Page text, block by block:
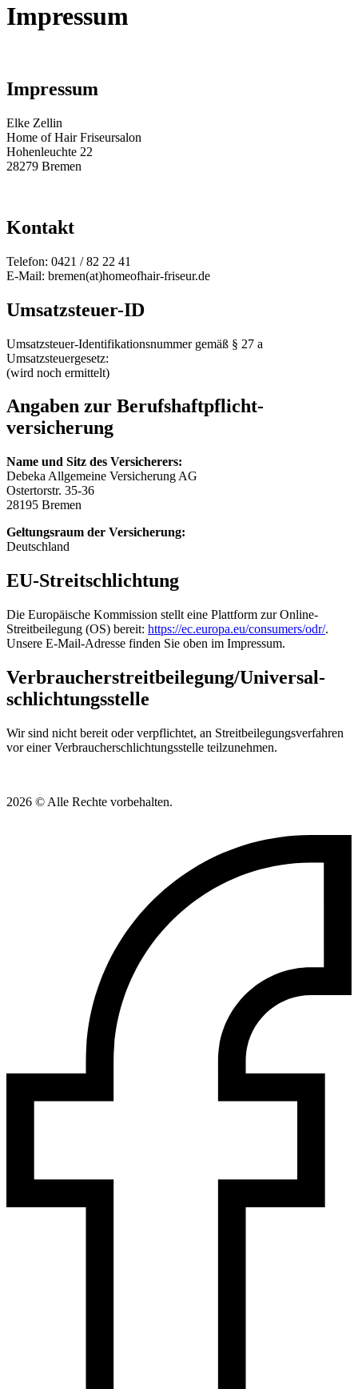
Impressum
Impressum
Elke Zellin
Home of Hair Friseursalon
Hohenleuchte 22
28279 Bremen
Kontakt
Telefon: 0421 / 82 22 41
E-Mail: bremen(at)homeofhair-friseur.de
Umsatzsteuer-ID
Umsatzsteuer-Identifikationsnummer gemäß § 27 a
Umsatzsteuergesetz:
(wird noch ermittelt)
Angaben zur Berufs­haftpflicht­
versicherung
Name und Sitz des Versicherers:
Debeka Allgemeine Versicherung AG
Ostertorstr. 35-36
28195 Bremen
Geltungsraum der Versicherung:
Deutschland
EU-Streitschlichtung
Die Europäische Kommission stellt eine Plattform zur Online-
Streitbeilegung (OS) bereit: https://ec.europa.eu/consumers/odr/.
Unsere E-Mail-Adresse finden Sie oben im Impressum.
Verbraucher­streit­beilegung/Universal­
schlichtungs­stelle
Wir sind nicht bereit oder verpflichtet, an Streitbeilegungsverfahren
vor einer Verbraucherschlichtungsstelle teilzunehmen.
2026 © Alle Rechte vorbehalten.